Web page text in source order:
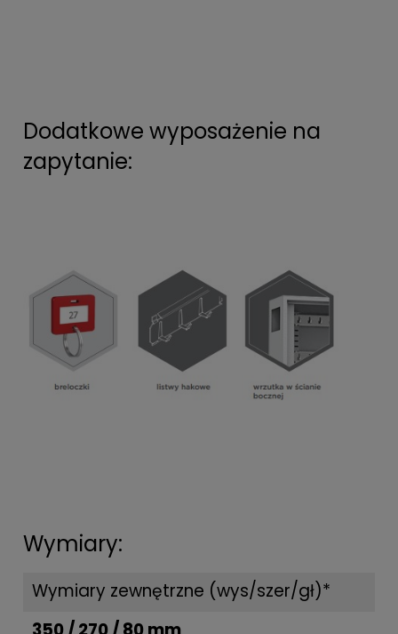
Dodatkowe wyposażenie na
zapytanie:
Wymiary:
Wymiary zewnętrzne (wys/szer/gł)*